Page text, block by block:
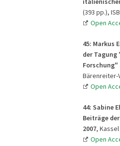
(393 pp.),
Open
45: Markus
der Tagung
Forschung"
Bärenreiter-
Open
44: Sabine
Beiträge
2007, Kassel
Open